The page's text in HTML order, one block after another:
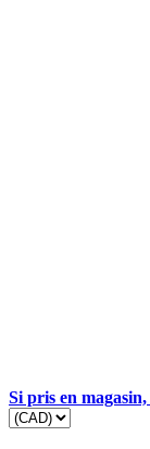
Si pris en magasin,